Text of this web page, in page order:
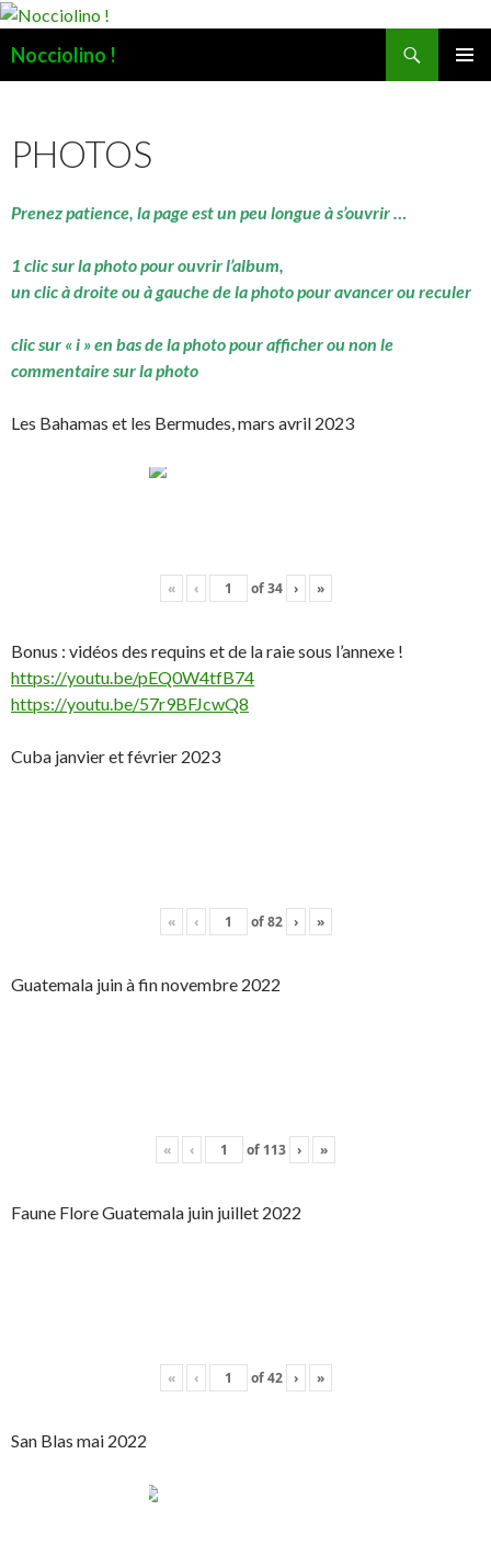
Nocciolino !
PHOTOS
Prenez patience, la page est un peu longue à s’ouvrir …
1 clic sur la photo pour ouvrir l’album,
un clic à droite ou à gauche de la photo pour avancer ou reculer
clic sur « i » en bas de la photo pour afficher ou non le
commentaire sur la photo
Les Bahamas et les Bermudes, mars avril 2023
« ‹ of34 › »
Bonus : vidéos des requins et de la raie sous l’annexe !
https://youtu.be/pEQ0W4tfB74
https://youtu.be/57r9BFJcwQ8
Cuba janvier et février 2023
« ‹ of82 › »
Guatemala juin à fin novembre 2022
« ‹ of 113 › »
Faune Flore Guatemala juin juillet 2022
« ‹ of42 › »
San Blas mai 2022